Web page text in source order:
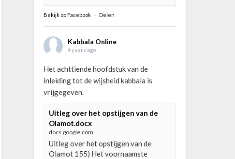
Bekijk op Facebook · Delen
Kabbala Online
4 years ago
Het achttiende hoofdstuk van de
inleiding tot de wijsheid kabbala is
vrijgegeven.
Uitleg over het opstijgen van de
Olamot.docx
docs.google.com
Uitleg over het opstijgen van de
Olamot 155) Het voornaamste